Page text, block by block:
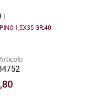
)
1,5X35 GR.40